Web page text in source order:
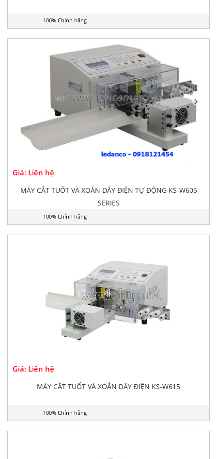
100% Chính hãng
Giá: Liên hệ
MÁY CẮT TUỐT VÀ XOẮN DÂY ĐIỆN TỰ ĐỘNG KS-W605
SERIES
100% Chính hãng
Giá: Liên hệ
MÁY CẮT TUỐT VÀ XOẮN DÂY ĐIỆN KS-W615
100% Chính hãng